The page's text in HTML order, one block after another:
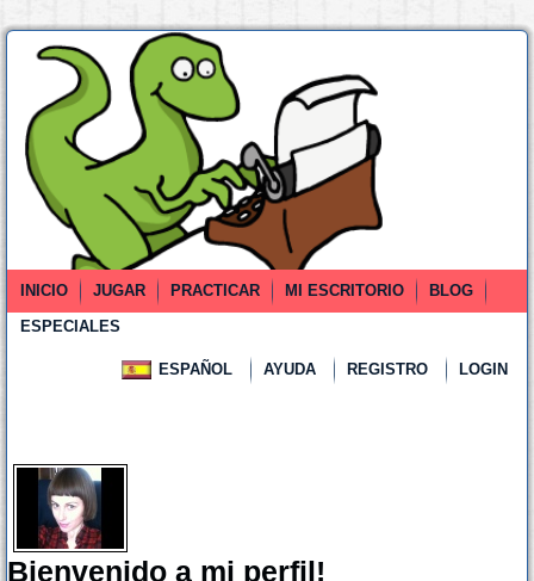
INICIO JUGAR PRACTICAR MI ESCRITORIO
BLOG
ESPECIALES
ESPAÑOL AYUDA REGISTRO LOGIN
Bienvenido a mi perfil!